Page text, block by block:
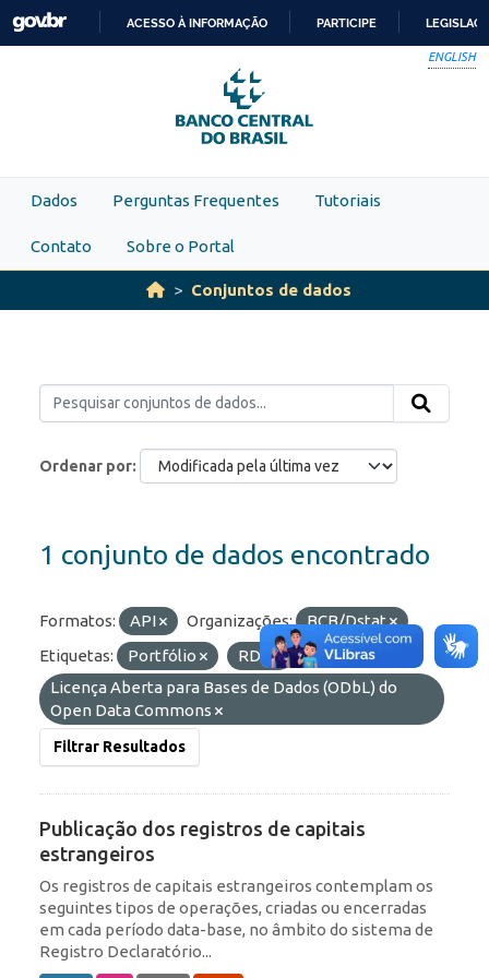
Skip to main content
PARA
O
CONTEÚDO
ACESSO À INFORMAÇÃO PARTICIPE
ENGLISH
Dados Perguntas Frequentes Tutoriais
Contato Sobre o Portal
Conjuntos de dados
Ordenar por
1 conjunto de dados encontrado
Formatos: API Organizações:
BCB/Dstat
Etiquetas:
Portfólio RDE
Licenças:
Licença Aberta para Bases de Dados (ODbL) do
Open Data Commons
Filtrar Resultados
Publicação dos registros de capitais
estrangeiros
Os registros de capitais estrangeiros contemplam os
seguintes tipos de operações, criadas ou encerradas
em cada período data-base, no âmbito do sistema de
Registro Declaratório...